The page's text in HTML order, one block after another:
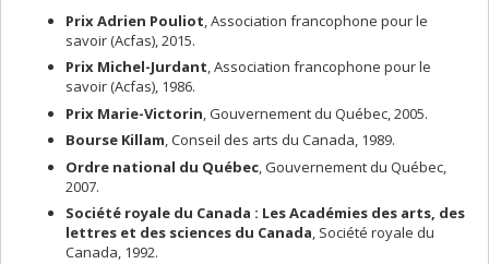
Prix Adrien Pouliot, Association francophone pour le
savoir (Acfas), 2015.
Prix Michel-Jurdant, Association francophone pour le
savoir (Acfas), 1986.
Prix Marie-Victorin, Gouvernement du Québec, 2005.
Bourse Killam, Conseil des arts du Canada, 1989.
Ordre national du Québec, Gouvernement du Québec,
2007.
Société royale du Canada : Les Académies des arts, des
lettres et des sciences du Canada, Société royale du
Canada, 1992.